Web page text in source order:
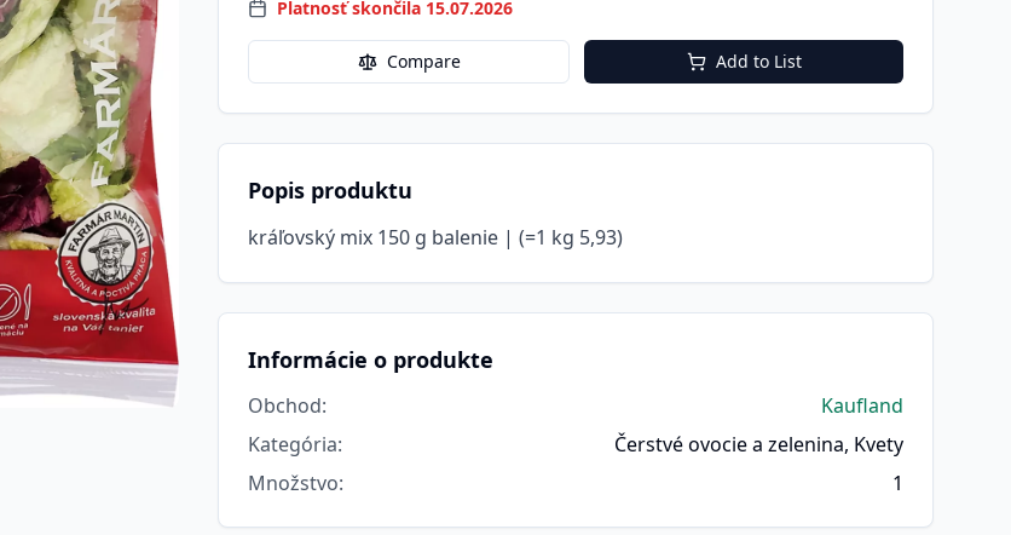
Platnosť skončila 15.07.2026
Compare Add to List
Popis produktu
kráľovský mix 150 g balenie | (=1 kg 5,93)
Informácie o produkte
Obchod:
Kaufland
Kategória:
Čerstvé ovocie a zelenina, Kvety
Množstvo: 1